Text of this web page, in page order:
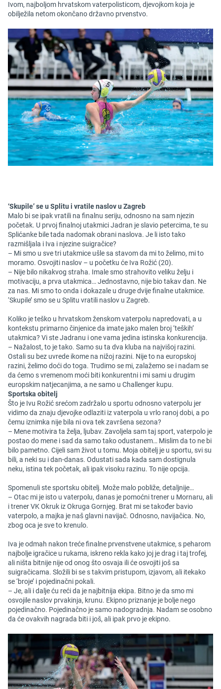
Ivom, najboljom hrvatskom vaterpolisticom, djevojkom koja je
obilježila netom okončano državno prvenstvo.
‘Skupile’ se u Splitu i vratile naslov u Zagreb
Malo bi se ipak vratili na finalnu seriju, odnosno na sam njezin
početak. U prvoj finalnoj utakmici Jadran je slavio petercima, te su
Splićanke bile tada nadomak obrani naslova. Je li isto tako
razmišljala i Iva i njezine suigračice?
– Mi smo u sve tri utakmice ušle sa stavom da mi to želimo, mi to
moramo. Osvojiti naslov – u početku će Iva Rožić (20).
– Nije bilo nikakvog straha. Imale smo strahovito veliku želju i
motivaciju, a prva utakmica… Jednostavno, nije bio takav dan. Ne
za nas. Mi smo to onda i dokazale u druge dvije finalne utakmice.
‘Skupile’ smo se u Splitu vratili naslov u Zagreb.
Koliko je teško u hrvatskom ženskom vaterpolu napredovati, a u
kontekstu primarno činjenice da imate jako malen broj ‘teških’
utakmica? Vi ste Jadranu i one vama jedina istinska konkurencija.
– Nažalost, to je tako. Samo su ta dva kluba na najvišoj razini.
Ostali su bez uvrede ikome na nižoj razini. Nije to na europskoj
razini, želimo doći do toga. Trudimo se mi, zalažemo se i nadam se
da ćemo s vremenom moći biti konkurentni i mi sami u drugim
europskim natjecanjima, a ne samo u Challenger kupu.
Sportska obitelj
Što je Ivu Rožić srećom zadržalo u sportu odnosno vaterpolu jer
vidimo da znaju djevojke odlaziti iz vaterpola u vrlo ranoj dobi, a po
čemu iznimka nije bila ni ova tek završena sezona?
– Mene motivira ta želja, ljubav. Zavoljela sam taj sport, vaterpolo je
postao do mene i sad da samo tako odustanem… Mislim da to ne bi
bilo pametno. Cijeli sam život u tomu. Moja obitelj je u sportu, svi su
bili, a neki su i dan-danas. Odustati sada kada sam dostignula
neku, istina tek početak, ali ipak visoku razinu. To nije opcija.
Spomenuli ste sportsku obitelj. Može malo pobliže, detaljnije…
– Otac mi je isto u vaterpolu, danas je pomoćni trener u Mornaru, ali
i trener VK Okruk iz Okruga Gornjeg. Brat mi se također bavio
vaterpolo, a majka je naš glavni navijač. Odnosno, navijačica. No,
zbog oca je sve to krenulo.
Iva je odmah nakon treće finalne prvenstvene utakmice, s peharom
najbolje igračice u rukama, iskreno rekla kako joj je drag i taj trofej,
ali ništa bitnije nije od onog što osvaja ili će osvojiti još sa
suigračicama. Složili bi se s takvim pristupom, izjavom, ali itekako
se ‘broje’ i pojedinačni pokali.
– Je, ali i dalje ću reći da je najbitnija ekipa. Bitno je da smo mi
osvojile naslov prvakinja, krunu. Ekipno priznanje je bolje nego
pojedinačno. Pojedinačno je samo nadogradnja. Nadam se osobno
da će ovakvih nagrada biti i još, ali ipak prvo je ekipno.